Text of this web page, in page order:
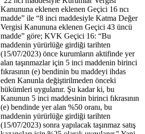
Kanununa eklenen eklenen Geçici 16 ncı
madde” ile “8 inci maddesiyle Katma Değer
Vergisi Kanununa eklenen Geçici 43 üncü
madde” göre; KVK Geçici 16: “Bu
maddenin yürürlüğe girdiği tarihten
(15/07/2023) önce kurumların aktifinde yer
alan taşınmazlar için 5 inci maddenin birinci
fıkrasının (e) bendinin bu maddeyi ihdas
eden Kanunla değiştirilmeden önceki
hükümleri uygulanır. Şu kadar ki, bu
Kanunun 5 inci maddesinin birinci fıkrasının
(e) bendinde yer alan %50 oranı, bu
maddenin yürürlüğe girdiği tarihten
(15/07/2023) sonra yapılacak taşınmaz satış